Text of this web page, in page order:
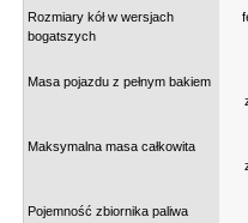
Rozmiary kół w wersjach
bogatszych
Masa pojazdu z pełnym bakiem
Maksymalna masa całkowita
Pojemność zbiornika paliwa